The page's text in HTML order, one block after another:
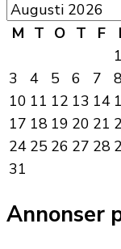
M T O T F
1
3
4 5 6 7
10 11 12 13 14
17 18 19 20 21
24 25 26 27 28
31
Annonser